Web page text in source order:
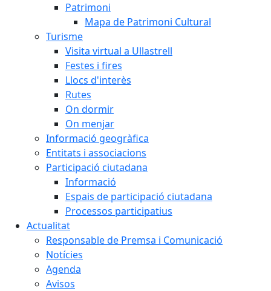
Patrimoni
Mapa de Patrimoni Cultural
Turisme
Visita virtual a Ullastrell
Festes i fires
Llocs d'interès
Rutes
On dormir
On menjar
Informació geogràfica
Entitats i associacions
Participació ciutadana
Informació
Espais de participació ciutadana
Processos participatius
Actualitat
Responsable de Premsa i Comunicació
Notícies
Agenda
Avisos